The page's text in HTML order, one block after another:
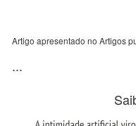
Artigo apresentado no Artigos
...